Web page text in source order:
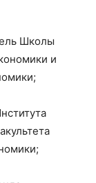
Школы
и